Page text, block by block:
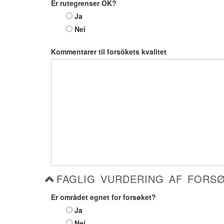
Er rutegrenser OK?
Ja
Nei
Kommentarer til forsökets kvalitet
FAGLIG VURDERING AF
Er området egnet for forsøket?
Ja